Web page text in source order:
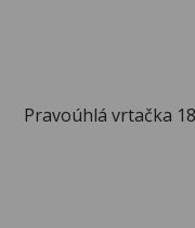
Pravoúhlá vrtačka